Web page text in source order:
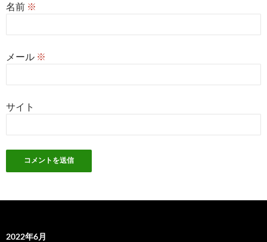
名前 ※
メール ※
サイト
2022年6月